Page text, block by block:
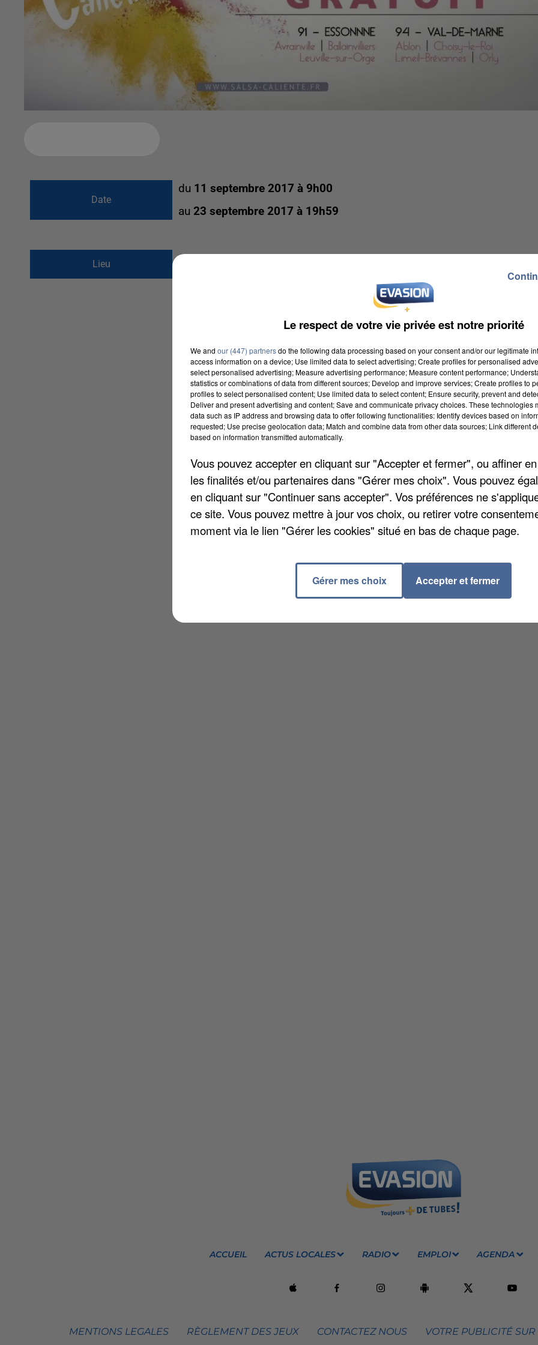
Date
du 11 septembre 2017 à 9h00
au23 septembre 2017 à 19h59
Lieu
ACCUEIL ACTUS LOCALES RADIO EMPLOI AGENDA
MENTIONS LEGALES RÈGLEMENT DES JEUX CONTACTEZ NOUS VOTRE PUBLICITÉ
Le respect de votre vie privée est notre priorité
We and our (447) partnersdo the following data processing based on your consent and/or our legitimate
access information on a device; Use limited data to select advertising; Create profiles for personalised
select personalised advertising; Measure advertising performance; Measure content performance;
statistics or combinations of data from different sources; Develop and improve services; Create profiles to
profiles to select personalised content; Use limited data to select content; Ensure security, prevent and
Deliver and present advertising and content; Save and communicate privacy choices. These technologies
data such as IP address and browsing data to offer following functionalities: Identify devices based on
requested; Use precise geolocation data; Match and combine data from other data sources; Link different
based on information transmitted automatically.
Vous pouvez accepter en cliquant sur "Accepter et fermer", ou affiner
les finalités et/ou partenaires dans "Gérer mes choix". Vous pouvez
en cliquant sur "Continuer sans accepter". Vos préférences ne
ce site. Vous pouvez mettre à jour vos choix, ou retirer votre
moment via le lien "Gérer les cookies" situé en bas de chaque page.
Gérer mes choix Accepter et fermer